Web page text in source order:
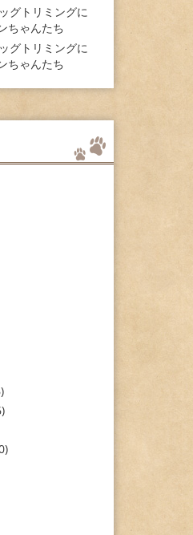
グトリミングに
ちゃんたち
グトリミングに
ちゃんたち